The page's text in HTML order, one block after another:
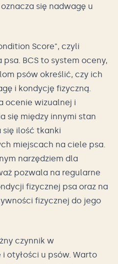
się nadwagę u
Score", czyli
BCS to system oceny,
psów określić, czy ich
i kondycję fizyczną.
ocenie wizualnej i
się między innymi stan
się ilość tkanki
miejscach na ciele psa.
narzędziem dla
pozwala na regularne
fizycznej psa oraz na
fizycznej do jego
czynnik w
otyłości u psów. Warto